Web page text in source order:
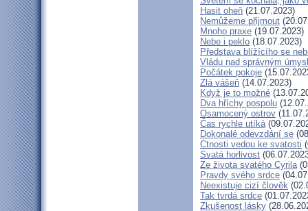
Hasit oheň (21.07.2023)
Nemůžeme přijmout
Mnoho praxe (19.07.2023)
Nebe i peklo (18.07.2023)
Představa blížícího se
Vládu nad správným
Počátek pokoje
Zlá vášeň (14.07.2023)
Když je to možné
Dva hříchy pospolu
Osamocený ostrov
Čas rychle utíká
Dokonalé odevzdání se
Ctnosti vedou ke svatosti
Svatá horlivost
Ze života svatého Cyrila
Pravdy svého srdce
Neexistuje cizí člověk
Tak tvrdá srdce
Zkušenost lásky